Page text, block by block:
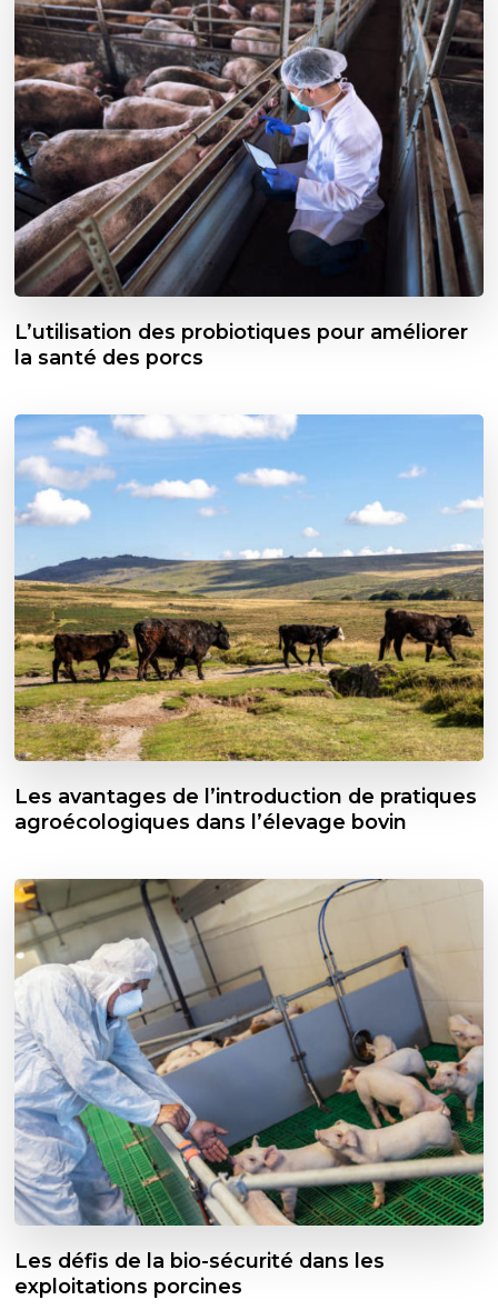
L’utilisation des probiotiques pour améliorer
la santé des porcs
Les avantages de l’introduction de pratiques
agroécologiques dans l’élevage bovin
Les défis de la bio-sécurité dans les
exploitations porcines